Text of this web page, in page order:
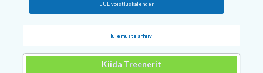
EUL võistluskalender
Tulemuste arhiiv
Kiida Treenerit